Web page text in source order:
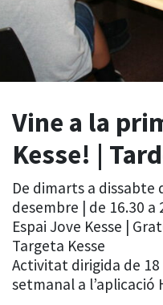
Vine a la
Kesse! |
De dimarts a dissabte
desembre | de 16.30 a
Espai Jove Kesse |
Targeta Kesse
Activitat dirigida de 18
setmanal a l’aplicació